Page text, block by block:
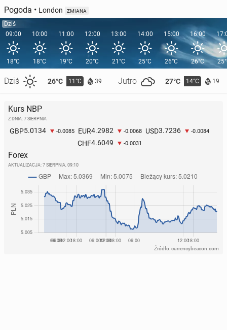
Pogoda • London ZMIANA
Dziś
09:00
18°C
Dziś 26°C 11°C 39 Jutro 27°C 14°C 19
10:00
18°C
11:00
19°C
12:00
20°C
13:00
21°C
14:00
25°C
15:00
26°C
16:00
26°C
Kurs NBP
Z DNIA: 7 SIERPNIA
GBP5.0134 -0.0085 EUR4.2982 -0.0068 USD3.7236 -0.0084
CHF4.6049 -0.0031
Forex
AKTUALIZACJA: 7 SIERPNIA, 09:10
Źródło: currencybeacon.com